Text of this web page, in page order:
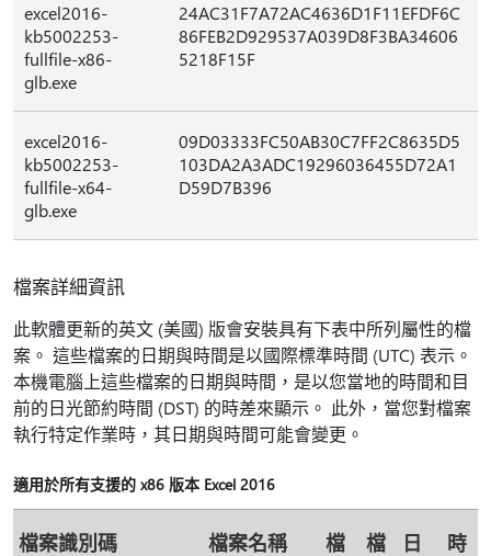
excel2016-
kb5002253-
fullfile-x86-
glb.exe
24AC31F7A72AC4636D1F11EFDF6C
86FEB2D929537A039D8F3BA34606
5218F15F
excel2016-
kb5002253-
fullfile-x64-
glb.exe
09D03333FC50AB30C7FF2C8635D5
103DA2A3ADC19296036455D72A1
D59D7B396
檔案詳細資訊
此軟體更新的英文 (美國) 版會安裝具有下表中所列屬性的檔
案。 這些檔案的日期與時間是以國際標準時間 (UTC) 表示。
本機電腦上這些檔案的日期與時間，是以您當地的時間和目
前的日光節約時間 (DST) 的時差來顯示。 此外，當您對檔案
執行特定作業時，其日期與時間可能會變更。
適用於所有支援的 x86 版本 Excel 2016
檔案識別碼 檔案名稱
檔
檔
日
時